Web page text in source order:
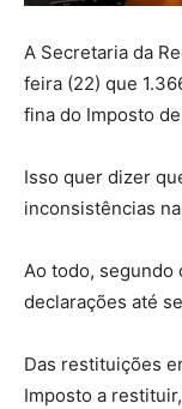
A Secretaria da
feira (22) que
fina do Imposto
Isso quer dizer
inconsistências
Ao todo, segundo
declarações até
Das restituições
Imposto a